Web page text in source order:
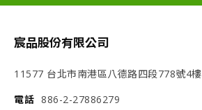
宸品股份有限公司
11577 台北市南港區八德路四段778號4樓
電話 886-2-27886279